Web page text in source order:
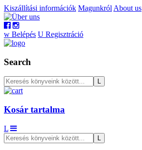
Kiszállítási információk Magunkról About us
w Belépés U Regisztráció
Search
Kosár tartalma
L